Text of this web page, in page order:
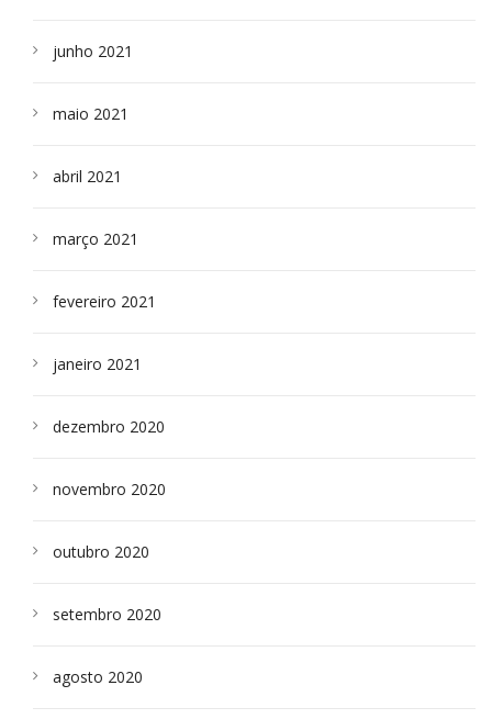
junho 2021
maio 2021
abril 2021
março 2021
fevereiro 2021
janeiro 2021
dezembro 2020
novembro 2020
outubro 2020
setembro 2020
agosto 2020